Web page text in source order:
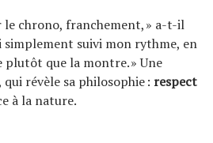
le chrono, franchement, » a-t-il
simplement suivi mon rythme, en
que la montre. » Une
révèle sa philosophie : respect
à la nature.